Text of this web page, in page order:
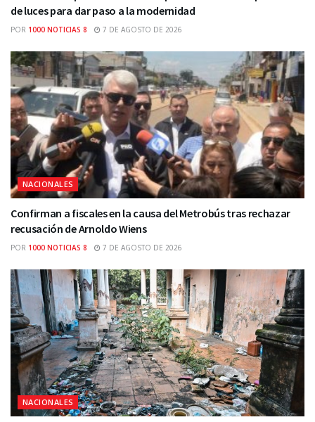
de luces para dar paso a la modernidad
POR 1000 NOTICIAS 8 7 DE AGOSTO DE 2026
NACIONALES
Confirman a fiscales en la causa del Metrobús tras rechazar
recusación de Arnoldo Wiens
POR 1000 NOTICIAS 8 7 DE AGOSTO DE 2026
NACIONALES